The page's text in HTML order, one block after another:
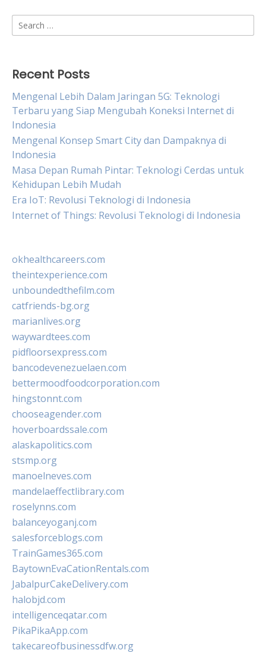
Search
for:
Recent Posts
Mengenal Lebih Dalam Jaringan 5G: Teknologi
Terbaru yang Siap Mengubah Koneksi Internet di
Indonesia
Mengenal Konsep Smart City dan Dampaknya di
Indonesia
Masa Depan Rumah Pintar: Teknologi Cerdas untuk
Kehidupan Lebih Mudah
Era IoT: Revolusi Teknologi di Indonesia
Internet of Things: Revolusi Teknologi di Indonesia
okhealthcareers.com
theintexperience.com
unboundedthefilm.com
catfriends-bg.org
marianlives.org
waywardtees.com
pidfloorsexpress.com
bancodevenezuelaen.com
bettermoodfoodcorporation.com
hingstonnt.com
chooseagender.com
hoverboardssale.com
alaskapolitics.com
stsmp.org
manoelneves.com
mandelaeffectlibrary.com
roselynns.com
balanceyoganj.com
salesforceblogs.com
TrainGames365.com
BaytownEvaCationRentals.com
JabalpurCakeDelivery.com
halobjd.com
intelligenceqatar.com
PikaPikaApp.com
takecareofbusinessdfw.org